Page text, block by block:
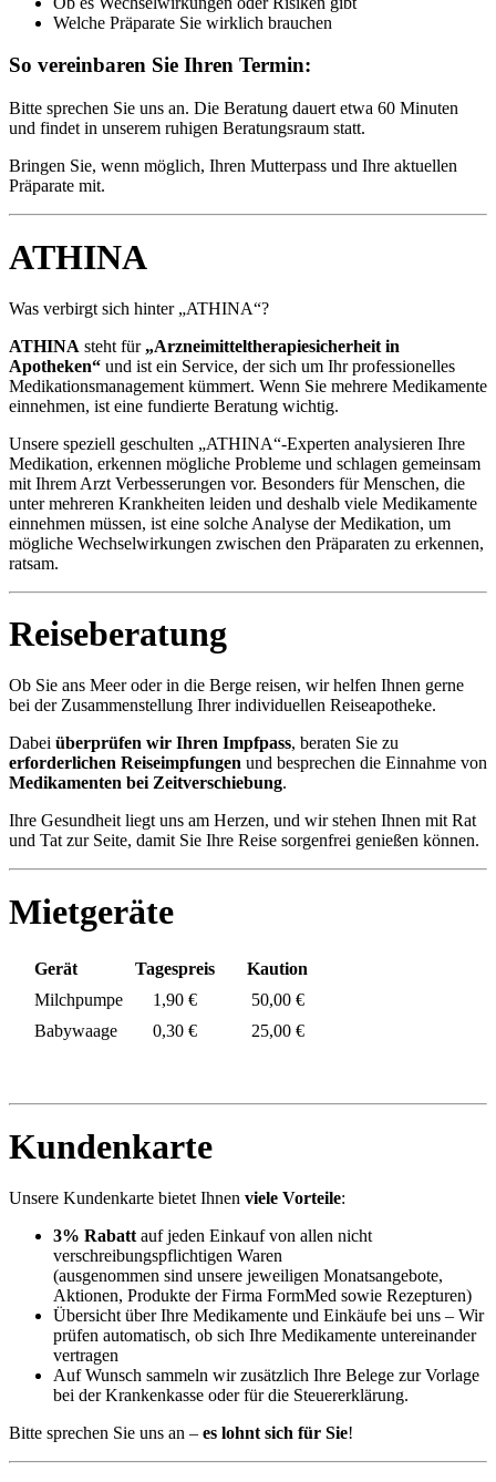
Welche Präparate Sie wirklich brauchen
So vereinbaren Sie Ihren Termin:
Bitte sprechen Sie uns an. Die Beratung dauert etwa 60 Minuten
und findet in unserem ruhigen Beratungsraum statt.
Bringen Sie, wenn möglich, Ihren Mutterpass und Ihre aktuellen
Präparate mit.
ATHINA
Was verbirgt sich hinter „ATHINA“?
ATHINA steht für „Arzneimitteltherapiesicherheit in
Apotheken“ und ist ein Service, der sich um Ihr professionelles
Medikationsmanagement kümmert. Wenn Sie mehrere Medikamente
einnehmen, ist eine fundierte Beratung wichtig.
Unsere speziell geschulten „ATHINA“-Experten analysieren Ihre
Medikation, erkennen mögliche Probleme und schlagen gemeinsam
mit Ihrem Arzt Verbesserungen vor. Besonders für Menschen, die
unter mehreren Krankheiten leiden und deshalb viele Medikamente
einnehmen müssen, ist eine solche Analyse der Medikation, um
mögliche Wechselwirkungen zwischen den Präparaten zu erkennen,
ratsam.
Reiseberatung
Ob Sie ans Meer oder in die Berge reisen, wir helfen Ihnen gerne
bei der Zusammenstellung Ihrer individuellen Reiseapotheke.
Dabei überprüfen wir Ihren Impfpass, beraten Sie zu
erforderlichen Reiseimpfungen und besprechen die Einnahme von
Medikamenten bei Zeitverschiebung.
Ihre Gesundheit liegt uns am Herzen, und wir stehen Ihnen mit Rat
und Tat zur Seite, damit Sie Ihre Reise sorgenfrei genießen können.
Mietgeräte
Gerät Tagespreis
Kaution
Milchpumpe
1,90 €
50,00 €
Babywaage
0,30 € 25,00 €
Kundenkarte
Unsere Kundenkarte bietet Ihnen viele Vorteile:
3% Rabatt auf jeden Einkauf von allen nicht
verschreibungspflichtigen Waren
(ausgenommen sind unsere jeweiligen Monatsangebote,
Aktionen, Produkte der Firma FormMed sowie Rezepturen)
Übersicht über Ihre Medikamente und Einkäufe bei uns – Wir
prüfen automatisch, ob sich Ihre Medikamente untereinander
vertragen
Auf Wunsch sammeln wir zusätzlich Ihre Belege zur Vorlage
bei der Krankenkasse oder für die Steuererklärung.
Bitte sprechen Sie uns an – es lohnt sich für Sie!